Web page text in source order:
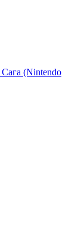
(Nintendo